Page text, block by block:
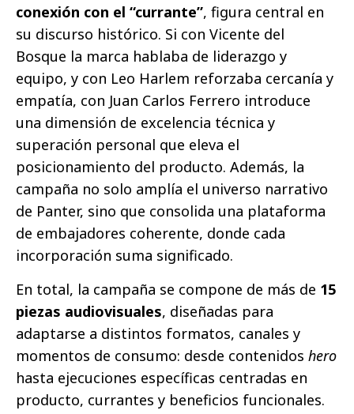
conexión con el “currante”, figura central en
su discurso histórico. Si con Vicente del
Bosque la marca hablaba de liderazgo y
equipo, y con Leo Harlem reforzaba cercanía y
empatía, con Juan Carlos Ferrero introduce
una dimensión de excelencia técnica y
superación personal que eleva el
posicionamiento del producto. Además, la
campaña no solo amplía el universo narrativo
de Panter, sino que consolida una plataforma
de embajadores coherente, donde cada
incorporación suma significado.
En total, la campaña se compone de más de 15
piezas audiovisuales, diseñadas para
adaptarse a distintos formatos, canales y
momentos de consumo: desde contenidos hero
hasta ejecuciones específicas centradas en
producto, currantes y beneficios funcionales.